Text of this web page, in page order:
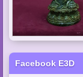
Facebook E3D